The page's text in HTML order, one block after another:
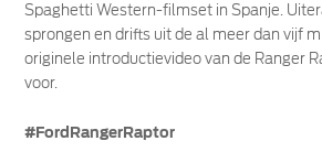
Spaghetti Western-filmset in Spanje.
sprongen en drifts uit de al meer dan vijf
originele introductievideo van de Ranger
voor.
#FordRangerRaptor